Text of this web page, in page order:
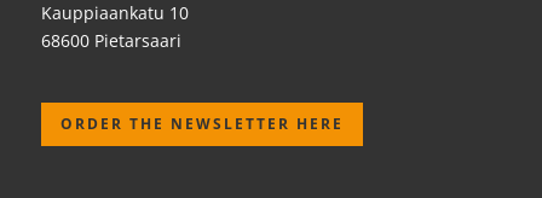
Kauppiaankatu 10
68600 Pietarsaari
ORDER THE NEWSLETTER HERE